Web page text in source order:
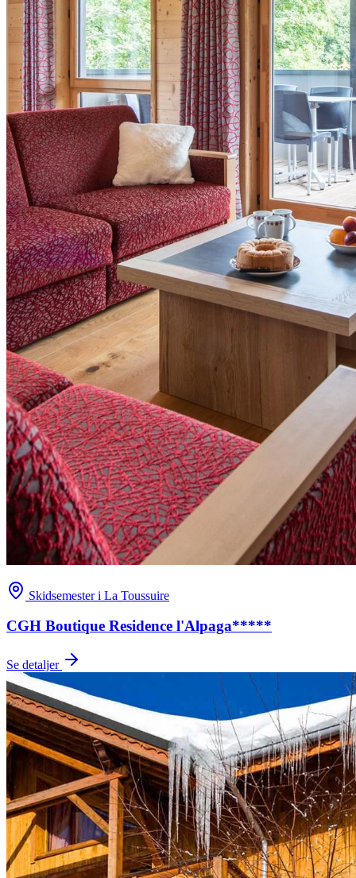
Skidsemester i La Toussuire
CGH Boutique Residence l'Alpaga*****
Se detaljer